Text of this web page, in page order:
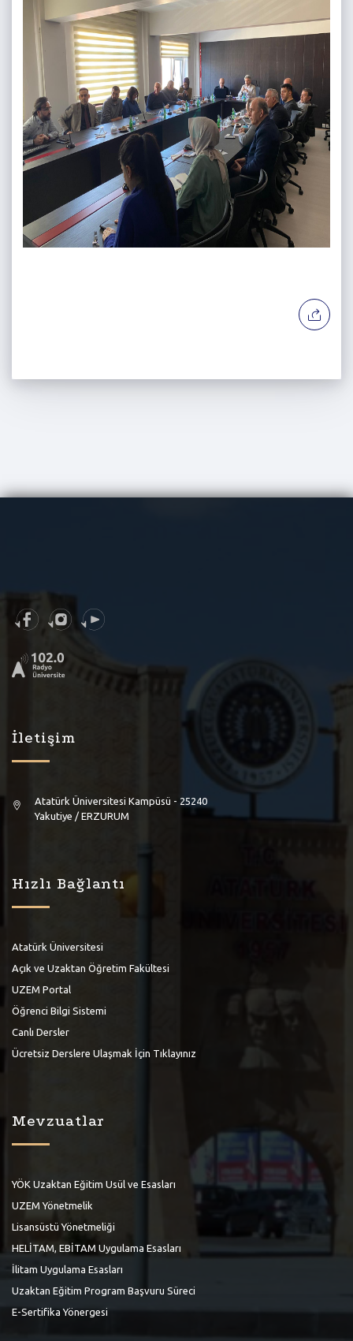
İletişim
Atatürk Üniversitesi Kampüsü - 25240
Yakutiye / ERZURUM
Hızlı Bağlantı
Atatürk Üniversitesi
Açık ve Uzaktan Öğretim Fakültesi
UZEM Portal
Öğrenci Bilgi Sistemi
Canlı Dersler
Ücretsiz Derslere Ulaşmak İçin Tıklayınız
Mevzuatlar
YÖK Uzaktan Eğitim Usül ve Esasları
UZEM Yönetmelik
Lisansüstü Yönetmeliği
HELİTAM, EBİTAM Uygulama Esasları
İlitam Uygulama Esasları
Uzaktan Eğitim Program Başvuru Süreci
E-Sertifika Yönergesi